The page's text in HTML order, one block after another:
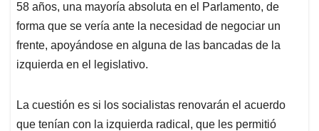
58 años, una mayoría absoluta en el Parlamento, de
forma que se vería ante la necesidad de negociar un
frente, apoyándose en alguna de las bancadas de la
izquierda en el legislativo.
La cuestión es si los socialistas renovarán el acuerdo
que tenían con la izquierda radical, que les permitió